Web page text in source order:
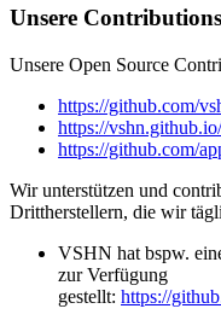
Unsere Contributions
Unsere Open Source
https://github.com/
https://vshn.github.io/
https://github.com/
Wir unterstützen und
Drittherstellern, die wir
VSHN hat bspw.
zur Verfügung
gestellt: https://